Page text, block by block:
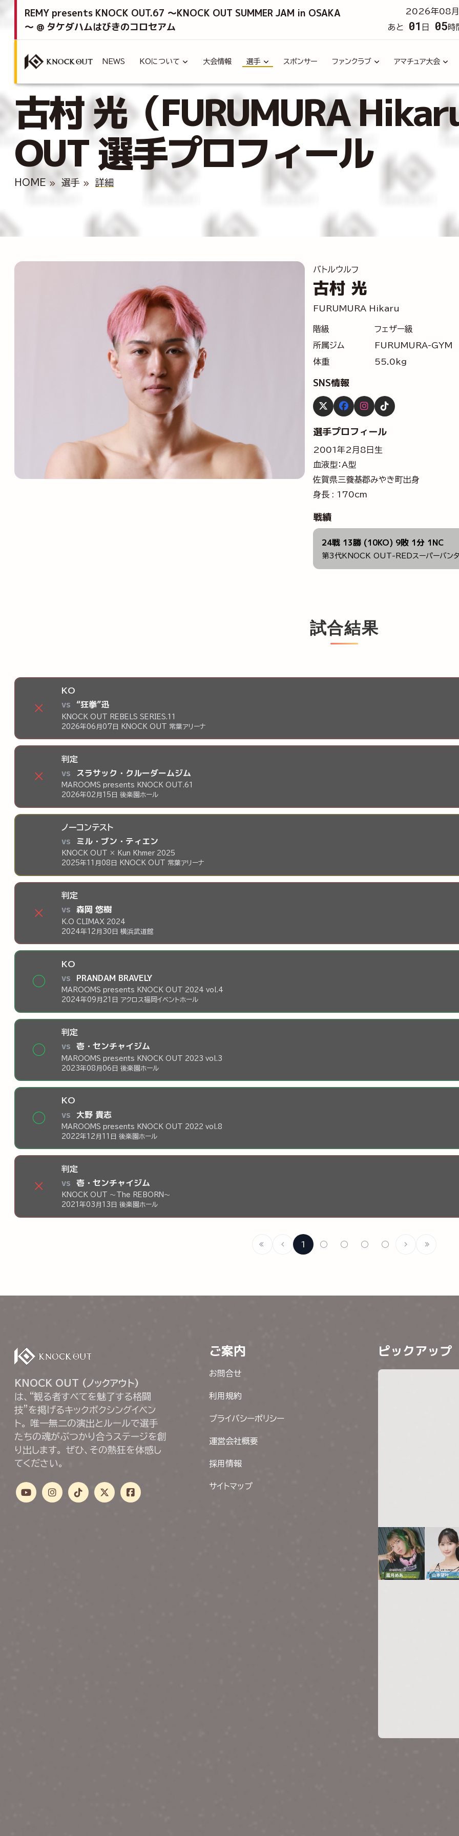
REMY presents KNOCK OUT.67 ～KNOCK OUT SUMMER JAM in OSAKA
～ @ タケダハムはびきのコロセアム
2026年08月
あと
01 日 05時
NEWS KOについて 大会情報 選手 スポンサー ファンクラブ アマチュア大会
古村 光（FURUMURA
OUT 選手プロフィール
HOME 選手 詳細
バトルウルフ
古村 光
FURUMURA Hikaru
階級
フェザー級
所属ジム
FURUMURA-GYM
体重
55.0kg
SNS情報
選手プロフィール
2001年2月8日生
血液型：A型
佐賀県三養基郡みやき町出身
身長 : 170cm
戦績
24戦 13勝 (10KO) 9敗 1分 1NC
第3代KNOCK OUT-REDスーパーバン
試合結果
×
KO
vs “狂拳”迅
KNOCK OUT REBELS SERIES.11
2026年06月07日 KNOCK OUT 常葉アリーナ
×
判定
vs スラサック・クルーダームジム
MAROOMS presents KNOCK OUT.61
2026年02月15日 後楽園ホール
ノーコンテスト
vs ミル・ブン・ティエン
KNOCK OUT × Kun Khmer 2025
2025年11月08日 KNOCK OUT 常葉アリーナ
×
判定
vs 森岡 悠樹
K.O CLIMAX 2024
2024年12月30日 横浜武道館
◯
KO
vs PRANDAM BRAVELY
MAROOMS presents KNOCK OUT 2024 vol.4
2024年09月21日 アクロス福岡イベントホール
◯
判定
vs 壱・センチャイジム
MAROOMS presents KNOCK OUT 2023 vol.3
2023年08月06日 後楽園ホール
◯
KO
vs 大野 貴志
MAROOMS presents KNOCK OUT 2022 vol.8
2022年12月11日 後楽園ホール
×
判定
vs 壱・センチャイジム
KNOCK OUT ～The REBORN～
2021年03月13日 後楽園ホール
1 ○ ○ ○ ○
KNOCK OUT (ノックアウト)
は、“観る者すべてを魅了する格闘
技”を掲げるキックボクシングイベン
ト。 唯一無二の演出とルールで選手
たちの魂がぶつかり合うステージを創
り出します。 ぜひ、その熱狂を体感し
てください。
ご案内
お問合せ
利用規約
プライバシーポリシー
運営会社概要
採用情報
サイトマップ
ピックアップ